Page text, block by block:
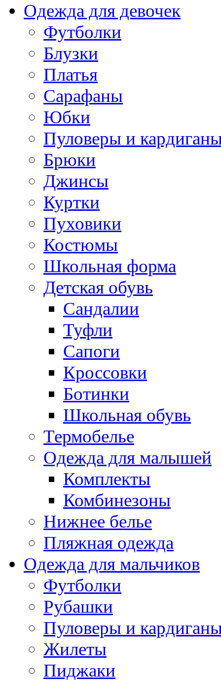
Одежда для девочек
Футболки
Блузки
Платья
Сарафаны
Юбки
Пуловеры и
Брюки
Джинсы
Куртки
Пуховики
Костюмы
Школьная форма
Детская обувь
Сандалии
Туфли
Сапоги
Кроссовки
Ботинки
Школьная обувь
Термобелье
Одежда для малышей
Комплекты
Комбинезоны
Нижнее белье
Пляжная одежда
Одежда для мальчиков
Футболки
Рубашки
Пуловеры и
Жилеты
Пиджаки